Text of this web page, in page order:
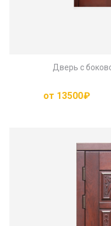
Дверь с
от 13500₽